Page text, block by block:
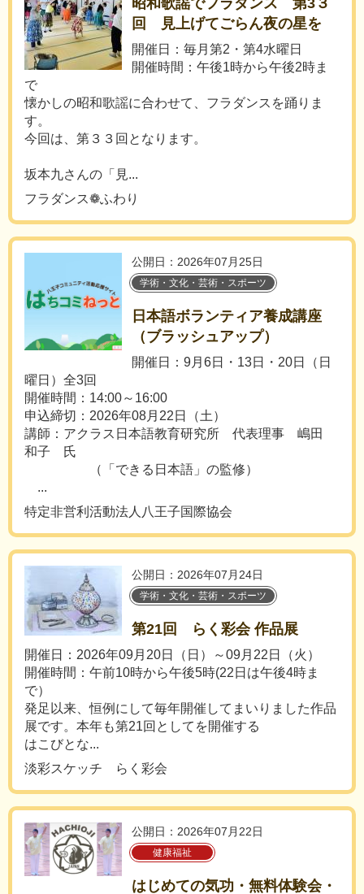
昭和歌謡でフラダンス 第3３
回 見上げてごらん夜の星を
開催日：毎月第2・第4水曜日
開催時間：午後1時から午後2時ま
で
懐かしの昭和歌謡に合わせて、フラダンスを踊りま
す。
今回は、第３３回となります。
坂本九さんの「見...
フラダンス❁ふわり
公開日：2026年07月25日
学術・文化・芸術・スポーツ
日本語ボランティア養成講座
（ブラッシュアップ）
開催日：9月6日・13日・20日（日
曜日）全3回
開催時間：14:00～16:00
申込締切：2026年08月22日（土）
講師：アクラス日本語教育研究所 代表理事 嶋田
和子 氏
（「できる日本語」の監修）
...
特定非営利活動法人八王子国際協会
公開日：2026年07月24日
学術・文化・芸術・スポーツ
第21回 らく彩会 作品展
開催日：2026年09月20日（日）～09月22日（火）
開催時間：午前10時から午後5時(22日は午後4時ま
で）
発足以来、恒例にして毎年開催してまいりました作品
展です。本年も第21回としてを開催する
はこびとな...
淡彩スケッチ らく彩会
公開日：2026年07月22日
健康福祉
はじめての気功・無料体験会・